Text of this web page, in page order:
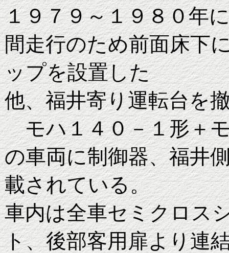
１９７９～１９８０年
間走行のため前面床下
ップを設置した
他、福井寄り運転台を
モハ１４０－１形＋モ
の車両に制御器、福井
載されている。
車内は全車セミクロス
ト、後部客用扉より連